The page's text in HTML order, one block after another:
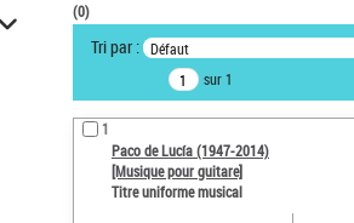
VOTRE RECHERCHE
Recherche avancée dans les
notices d’autorité
Œuvres liées à l'auteur :
Paco de Lucía (1947-2014)
Auteur d’œuvre
(0)
Tri par : Défaut
sur 1
1
Paco de Lucía (1947-2014)
[Musique pour guitare]
Titre uniforme musical